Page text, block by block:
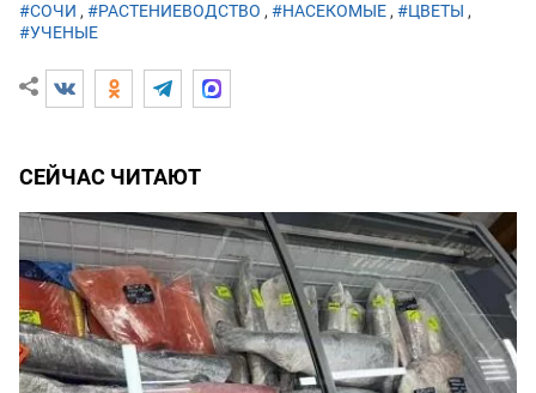
#СОЧИ , #РАСТЕНИЕВОДСТВО , #НАСЕКОМЫЕ , #ЦВЕТЫ ,
#УЧЕНЫЕ
СЕЙЧАС ЧИТАЮТ